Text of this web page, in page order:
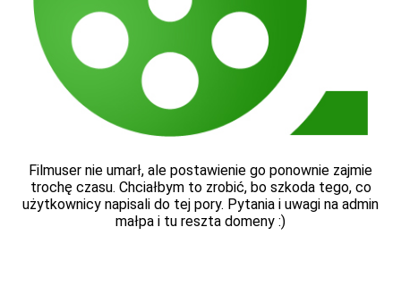
Filmuser nie umarł, ale postawienie go ponownie zajmie
trochę czasu. Chciałbym to zrobić, bo szkoda tego, co
użytkownicy napisali do tej pory. Pytania i uwagi na admin
małpa i tu reszta domeny :)